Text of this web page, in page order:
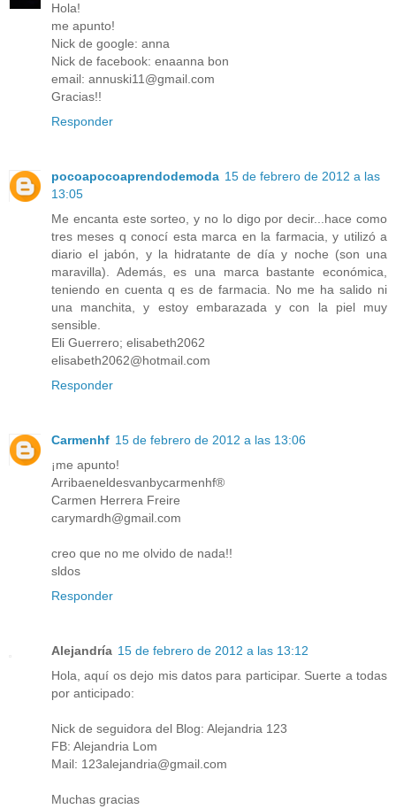
Hola!
me apunto!
Nick de google: anna
Nick de facebook: enaanna bon
email: annuski11@gmail.com
Gracias!!
Responder
pocoapocoaprendodemoda 15 de febrero de 2012 a las
13:05
Me encanta este sorteo, y no lo digo por decir...hace como
tres meses q conocí esta marca en la farmacia, y utilizó a
diario el jabón, y la hidratante de día y noche (son una
maravilla). Además, es una marca bastante económica,
teniendo en cuenta q es de farmacia. No me ha salido ni
una manchita, y estoy embarazada y con la piel muy
sensible.
Eli Guerrero; elisabeth2062
elisabeth2062@hotmail.com
Responder
Carmenhf 15 de febrero de 2012 a las 13:06
¡me apunto!
Arribaeneldesvanbycarmenhf®
Carmen Herrera Freire
carymardh@gmail.com
creo que no me olvido de nada!!
sldos
Responder
Alejandría 15 de febrero de 2012 a las 13:12
Hola, aquí os dejo mis datos para participar. Suerte a todas
por anticipado:
Nick de seguidora del Blog: Alejandria 123
FB: Alejandria Lom
Mail: 123alejandria@gmail.com
Muchas gracias